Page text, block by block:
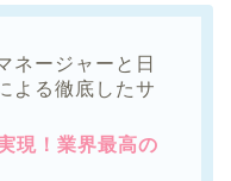
ネージャーと日
よる徹底したサ
現！業界最高の